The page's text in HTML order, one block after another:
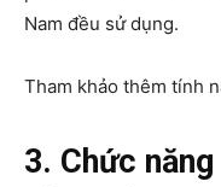
Nam đều sử dụng.
Tham khảo thêm tính
3. Chức